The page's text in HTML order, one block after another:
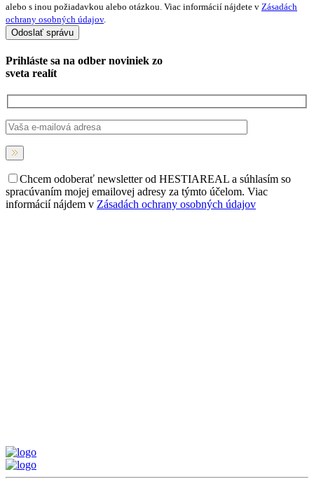
alebo s inou požiadavkou alebo otázkou. Viac informácií nájdete v Zásadách
ochrany osobných údajov.
Prihláste sa na odber noviniek zo
sveta realít
Chcem odoberať newsletter od HESTIAREAL a súhlasím so
spracúvaním mojej emailovej adresy za týmto účelom. Viac
informácií nájdem v Zásadách ochrany osobných údajov